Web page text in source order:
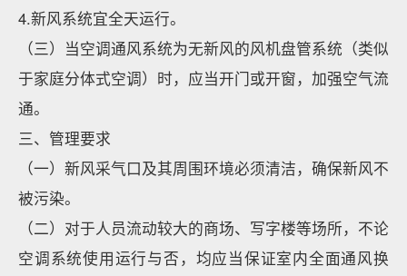
4.新风系统宜全天运行。
（三）当空调通风系统为无新风的风机盘管系统（类似
于家庭分体式空调）时，应当开门或开窗，加强空气流
通。
三、管理要求
（一）新风采气口及其周围环境必须清洁，确保新风不
被污染。
（二）对于人员流动较大的商场、写字楼等场所，不论
空调系统使用运行与否，均应当保证室内全面通风换